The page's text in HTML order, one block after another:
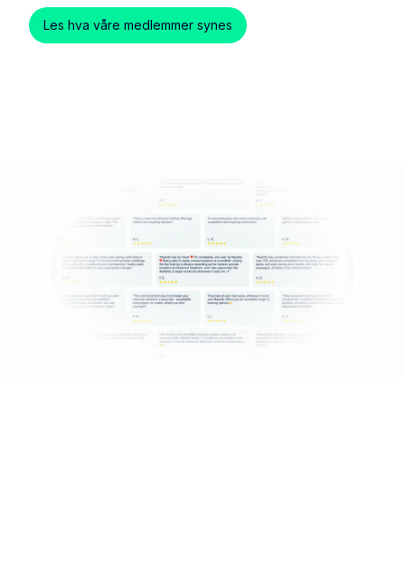
Les hva våre medlemmer synes